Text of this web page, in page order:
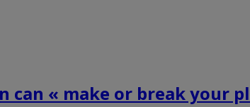
can « make or break your